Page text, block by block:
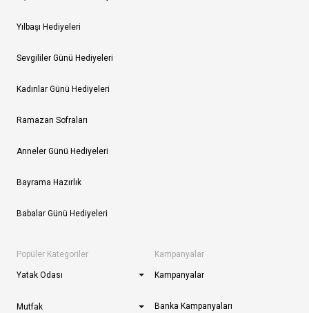
Yılbaşı Hediyeleri
Sevgililer Günü Hediyeleri
Kadınlar Günü Hediyeleri
Ramazan Sofraları
Anneler Günü Hediyeleri
Bayrama Hazırlık
Babalar Günü Hediyeleri
Popüler Kategoriler
Yatak Odası
Mutfak
Kampanyalar
Kampanyalar
Banka Kampanyaları